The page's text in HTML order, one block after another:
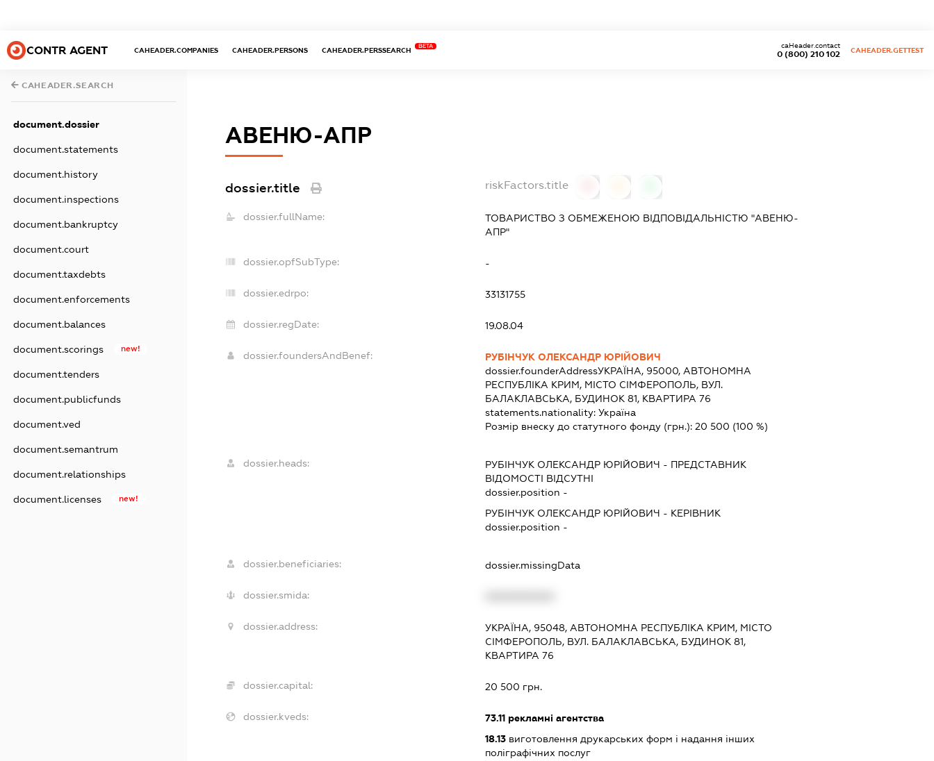
CONTR AGENT CAHEADER.COMPANIES CAHEADER.PERSONS CAHEADER.PERSSEARCH
BETA
0 (800) 210 102
caHeader.contact
CAHEADER.GETTEST
CAHEADER.SEARCH
document.dossier
document.statements
document.history
document.inspections
document.bankruptcy
document.court
document.taxdebts
document.enforcements
document.balances
document.scorings new!
document.tenders
document.publicfunds
document.ved
document.semantrum
document.relationships
document.licenses new!
АВЕНЮ-АПР
dossier.title riskFactors.title
dossier.fullName:
ТОВАРИСТВО З ОБМЕЖЕНОЮ ВІДПОВІДАЛЬНІСТЮ "АВЕНЮ-
АПР"
dossier.opfSubType: -
dossier.edrpo: 33131755
dossier.regDate: 19.08.04
dossier.foundersAndBenef:
РУБІНЧУК ОЛЕКСАНДР ЮРІЙОВИЧ
dossier.founderAddressУКРАЇНА, 95000, АВТОНОМНА
РЕСПУБЛІКА КРИМ, МІСТО СІМФЕРОПОЛЬ, ВУЛ.
БАЛАКЛАВСЬКА, БУДИНОК 81, КВАРТИРА 76
statements.nationality: Україна
Розмір внеску до статутного фонду (грн.): 20 500 (100 %)
dossier.heads: РУБІНЧУК ОЛЕКСАНДР ЮРІЙОВИЧ - ПРЕДСТАВНИК
ВІДОМОСТІ ВІДСУТНІ
dossier.position -
РУБІНЧУК ОЛЕКСАНДР ЮРІЙОВИЧ - КЕРІВНИК
dossier.position -
dossier.beneficiaries: dossier.missingData
dossier.smida:
dossier.address:
УКРАЇНА, 95048, АВТОНОМНА РЕСПУБЛІКА КРИМ, МІСТО
СІМФЕРОПОЛЬ, ВУЛ. БАЛАКЛАВСЬКА, БУДИНОК 81,
КВАРТИРА 76
dossier.capital: 20 500 грн.
dossier.kveds: 73.11рекламні агентства
18.13виготовлення друкарських форм і надання інших
поліграфічних послуг